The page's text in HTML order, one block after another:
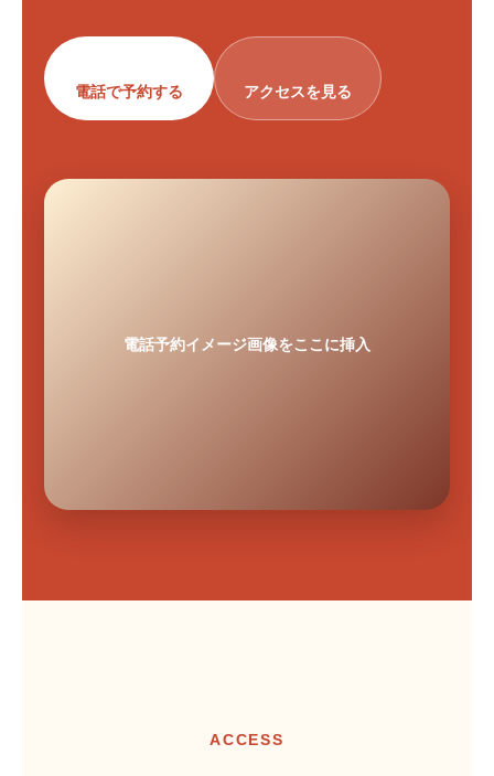
電話で予約する アクセスを見る
電話予約イメージ画像をここに挿入
ACCESS